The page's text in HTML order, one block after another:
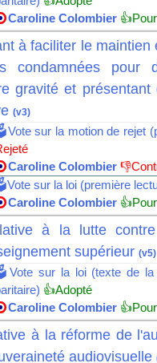
Caroline Colombier 👍Pour
à faciliter le maintien
condamnées pour
gravité et
(v3)
sur la motion de rejet
Caroline Colombier
sur la loi (première
Caroline Colombier 👍Pour
à la lutte contre
supérieur (v5)
sur la loi (texte de la
👍Adopté
Caroline Colombier 👍Pour
à la réforme de
audiovisuelle